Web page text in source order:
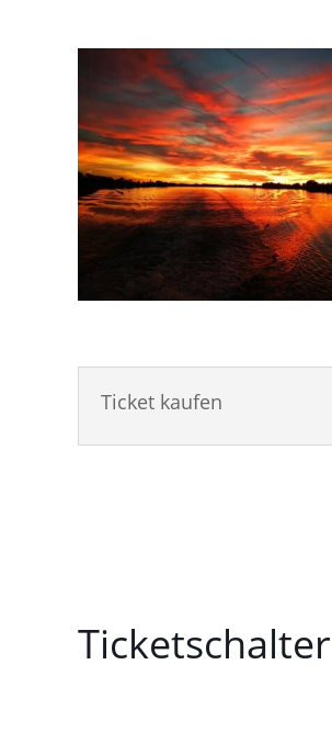
Ticket kaufen
Ticketschalter